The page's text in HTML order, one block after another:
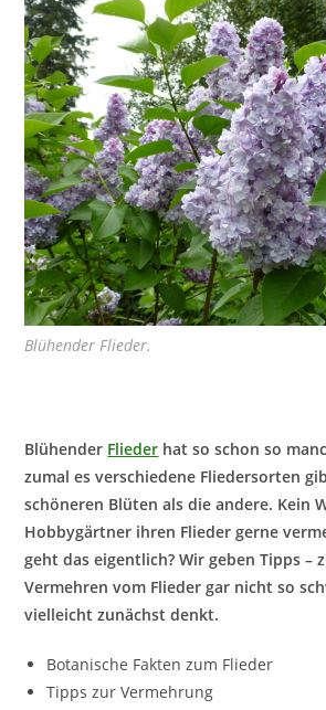
Blühender Flieder.
Blühender Flieder hat so schon so
zumal es verschiedene Fliedersorten
schöneren Blüten als die andere. Kein
Hobbygärtner ihren Flieder gerne
geht das eigentlich? Wir geben Tipps –
Vermehren vom Flieder gar nicht so
vielleicht zunächst denkt.
Botanische Fakten zum Flieder
Tipps zur Vermehrung